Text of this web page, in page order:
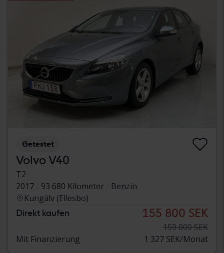
Getestet
Volvo V40
T2
2017
93 680 Kilometer
Benzin
Kungälv (Ellesbo)
Direkt kaufen 155 800 SEK
159 800 SEK
Mit Finanzierung
1 327 SEK/Monat